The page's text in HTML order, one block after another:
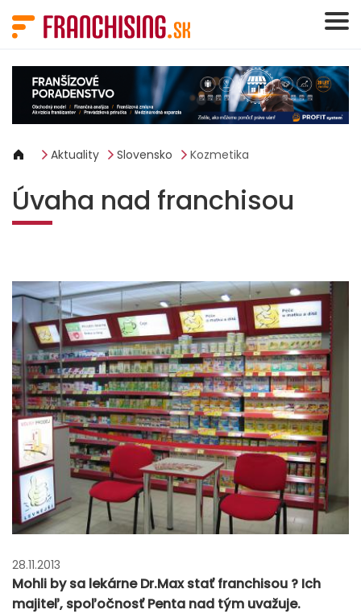
Aktuality Slovensko Kozmetika
Úvaha nad franchisou
28.11.2013
Mohli by sa lekárne Dr.Max stať franchisou ? Ich
majiteľ, spoľočnosť Penta nad tým uvažuje.